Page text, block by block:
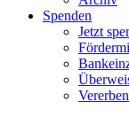
Spenden
Jetzt
Vererben